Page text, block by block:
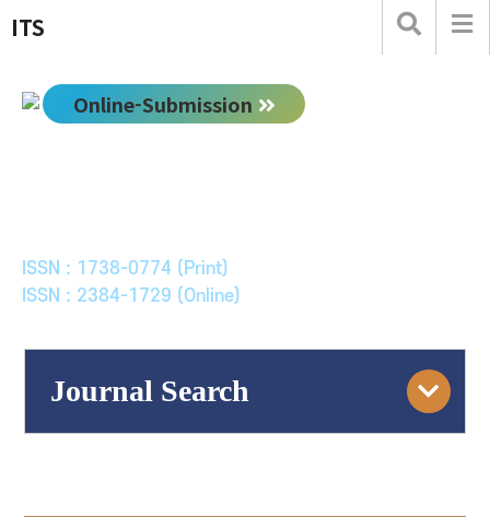
ITS
Online-Submission
ISSN : 1738-0774 (Print)
ISSN : 2384-1729 (Online)
Journal Search